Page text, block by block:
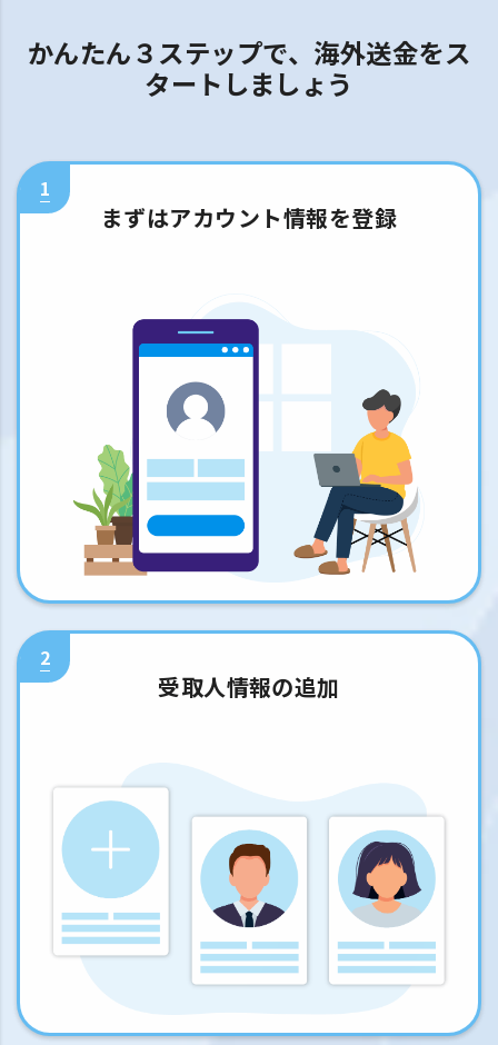
かんたん３ステップで、海外送金をス
タートしましょう
1
まずはアカウント情報を登録
2
受取人情報の追加